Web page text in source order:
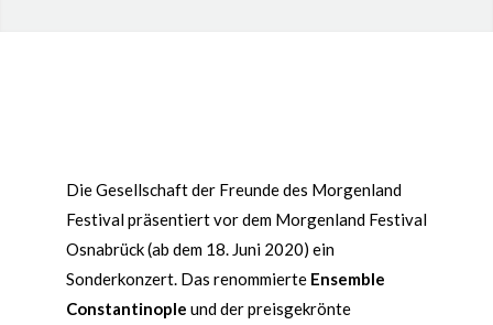
Die Gesellschaft der Freunde des Morgenland
Festival präsentiert vor dem Morgenland Festival
Osnabrück (ab dem 18. Juni 2020) ein
Sonderkonzert. Das renommierte Ensemble
Constantinople und der preisgekrönte